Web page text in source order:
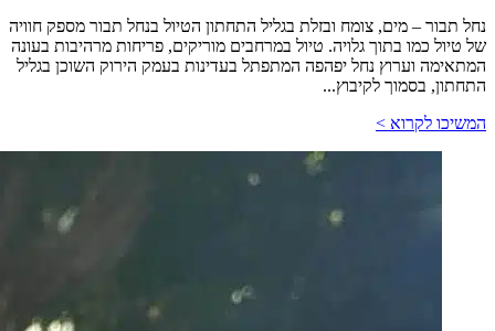
נחל תבור – מים, צומח ובזלת בגליל התחתון הטיול בנחל תבור מספק חוויה
של טיול כמו בתוך גלויה. טיול במרחבים מוריקים, פריחות מרהיבות בעונה
המתאימה וערוץ נחל יפהפה המתפתל בעדינות בעמק הירוק השוכן בגליל
התחתון, בסמוך לקיבוץ...
המשיכו לקרוא >